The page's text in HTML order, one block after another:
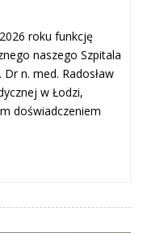
roku funkcję
naszego Szpitala
n. med. Radosław
w Łodzi,
doświadczeniem